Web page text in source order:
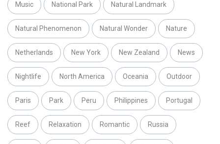
Music National Park Natural Landmark
Natural Phenomenon Natural Wonder Nature
Netherlands New York New Zealand News
Nightlife North America Oceania Outdoor
Paris Park Peru Philippines Portugal
Reef Relaxation Romantic Russia